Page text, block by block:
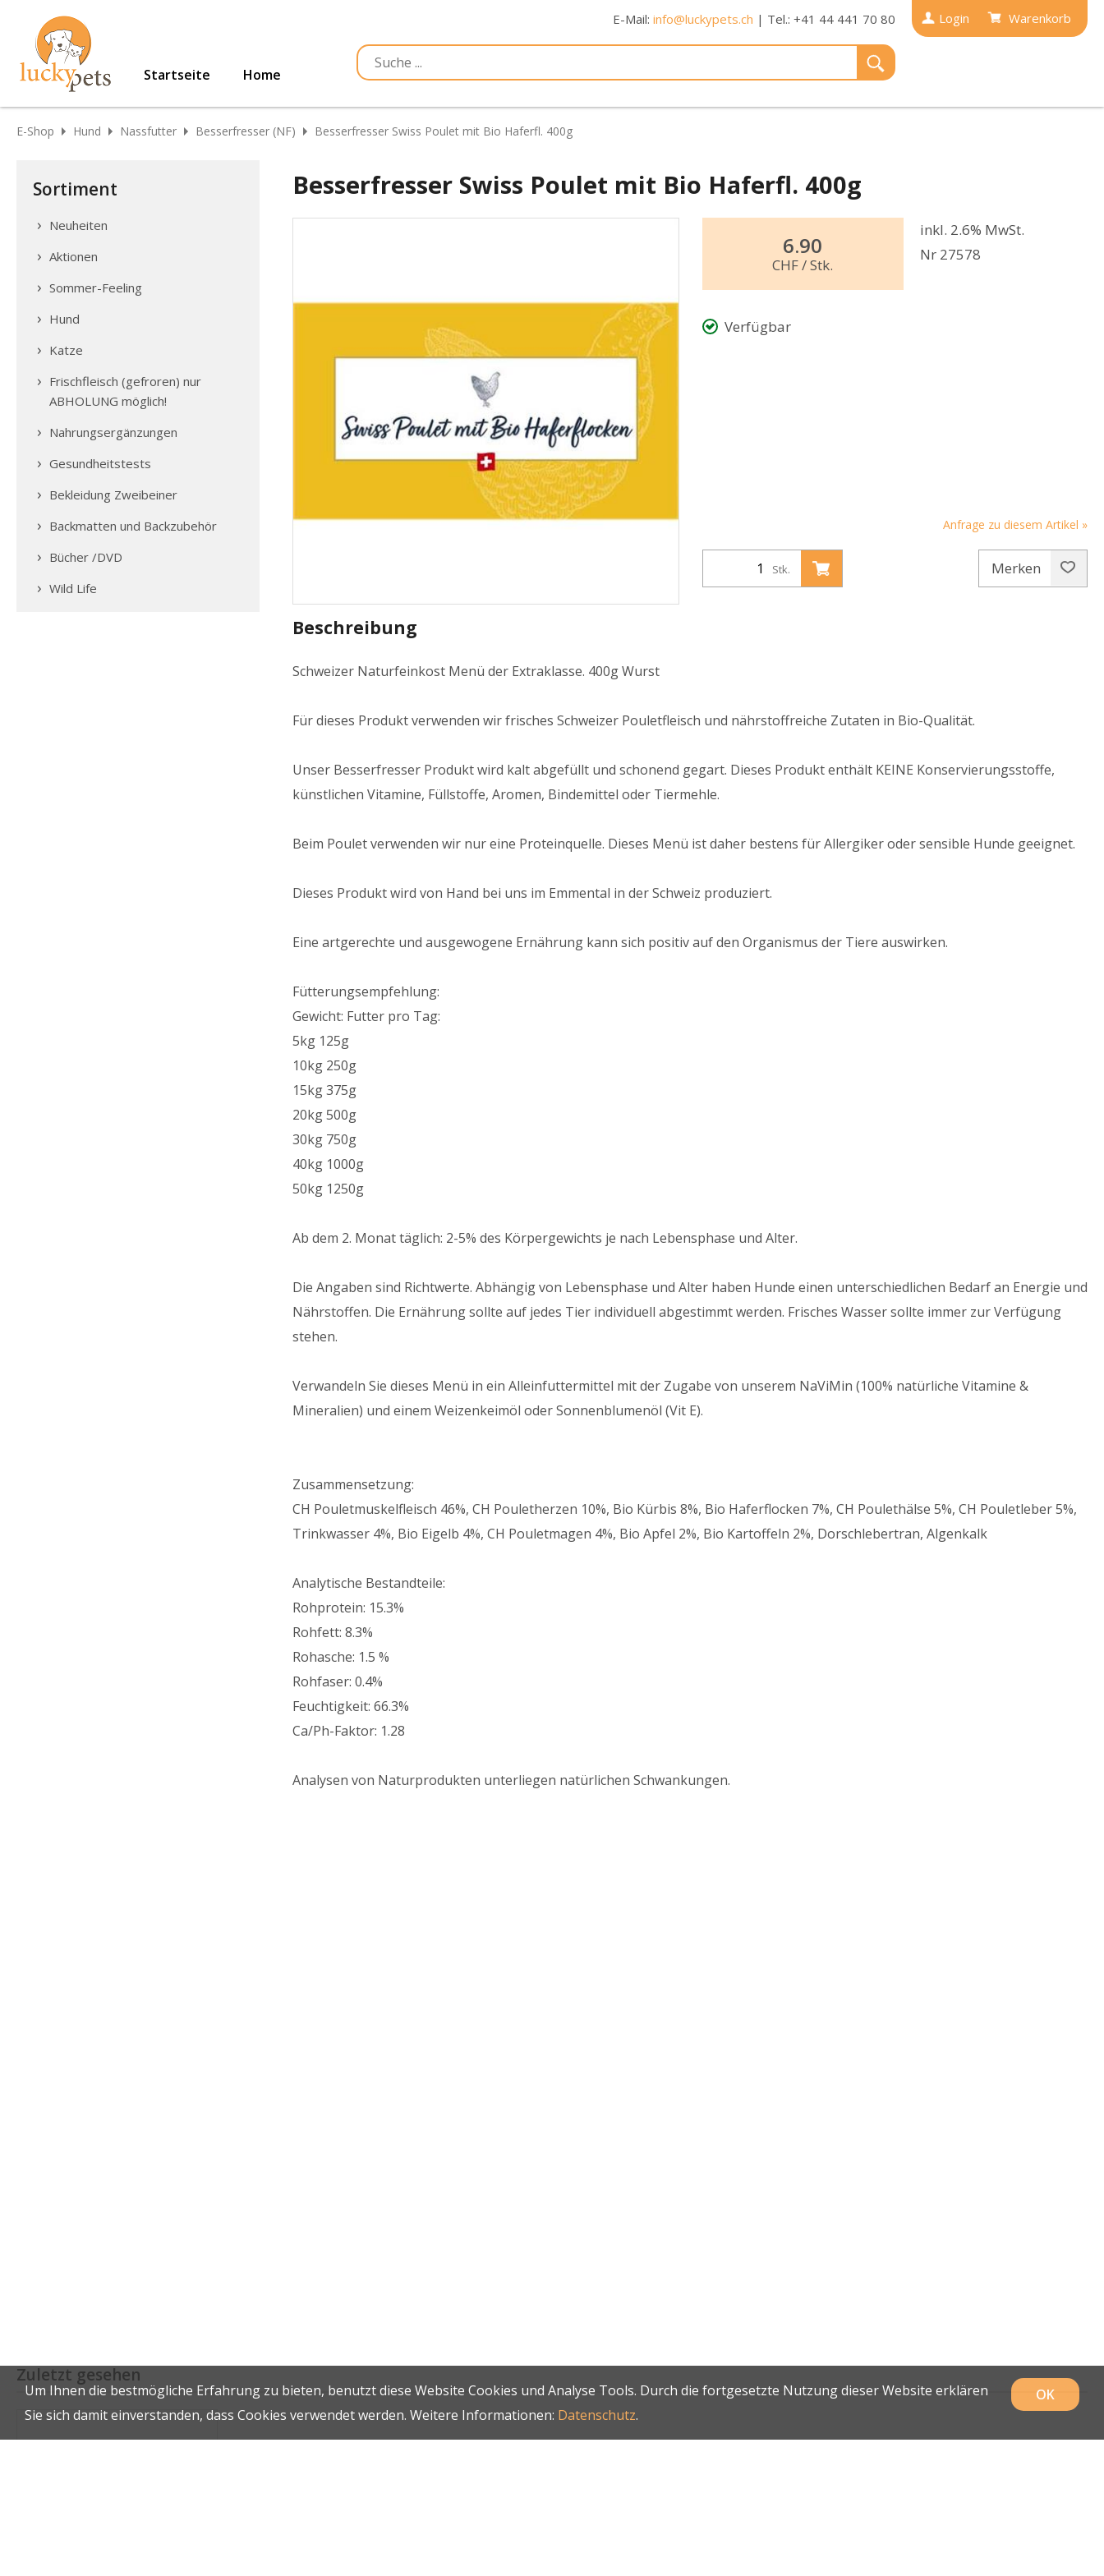
Login Warenkorb
E-Mail: info@luckypets.ch | Tel.: +41 44 441 70 80
Startseite Home
E-Shop Hund Nassfutter Besserfresser (NF) Besserfresser Swiss Poulet mit Bio Haferfl. 400g
Sortiment
Neuheiten
Aktionen
Sommer-Feeling
Hund
Katze
Frischfleisch (gefroren) nur
ABHOLUNG möglich!
Nahrungsergänzungen
Gesundheitstests
Bekleidung Zweibeiner
Backmatten und Backzubehör
Bücher /DVD
Wild Life
Besserfresser Swiss Poulet mit Bio Haferfl. 400g
6.90
CHF/ Stk.
inkl. 2.6% MwSt.
Nr 27578
Verfügbar
Anfrage zu diesem Artikel »
Stk. Merken
Beschreibung
Schweizer Naturfeinkost Menü der Extraklasse. 400g Wurst
Für dieses Produkt verwenden wir frisches Schweizer Pouletfleisch und nährstoffreiche Zutaten in Bio-Qualität.
Unser Besserfresser Produkt wird kalt abgefüllt und schonend gegart. Dieses Produkt enthält KEINE Konservierungsstoffe,
künstlichen Vitamine, Füllstoffe, Aromen, Bindemittel oder Tiermehle.
Beim Poulet verwenden wir nur eine Proteinquelle. Dieses Menü ist daher bestens für Allergiker oder sensible Hunde geeignet.
Dieses Produkt wird von Hand bei uns im Emmental in der Schweiz produziert.
Eine artgerechte und ausgewogene Ernährung kann sich positiv auf den Organismus der Tiere auswirken.
Fütterungsempfehlung:
Gewicht: Futter pro Tag:
5kg 125g
10kg 250g
15kg 375g
20kg 500g
30kg 750g
40kg 1000g
50kg 1250g
Ab dem 2. Monat täglich: 2-5% des Körpergewichts je nach Lebensphase und Alter.
Die Angaben sind Richtwerte. Abhängig von Lebensphase und Alter haben Hunde einen unterschiedlichen Bedarf an Energie und
Nährstoffen. Die Ernährung sollte auf jedes Tier individuell abgestimmt werden. Frisches Wasser sollte immer zur Verfügung
stehen.
Verwandeln Sie dieses Menü in ein Alleinfuttermittel mit der Zugabe von unserem NaViMin (100% natürliche Vitamine &
Mineralien) und einem Weizenkeimöl oder Sonnenblumenöl (Vit E).
Zusammensetzung:
CH Pouletmuskelfleisch 46%, CH Pouletherzen 10%, Bio Kürbis 8%, Bio Haferflocken 7%, CH Poulethälse 5%, CH Pouletleber 5%,
Trinkwasser 4%, Bio Eigelb 4%, CH Pouletmagen 4%, Bio Apfel 2%, Bio Kartoffeln 2%, Dorschlebertran, Algenkalk
Analytische Bestandteile:
Rohprotein: 15.3%
Rohfett: 8.3%
Rohasche: 1.5 %
Rohfaser: 0.4%
Feuchtigkeit: 66.3%
Ca/Ph-Faktor: 1.28
Analysen von Naturprodukten unterliegen natürlichen Schwankungen.
Zuletzt gesehen
OK
Um Ihnen die bestmögliche Erfahrung zu bieten, benutzt diese Website Cookies und Analyse Tools. Durch die fortgesetzte Nutzung dieser Website erklären
Sie sich damit einverstanden, dass Cookies verwendet werden. Weitere Informationen: Datenschutz.